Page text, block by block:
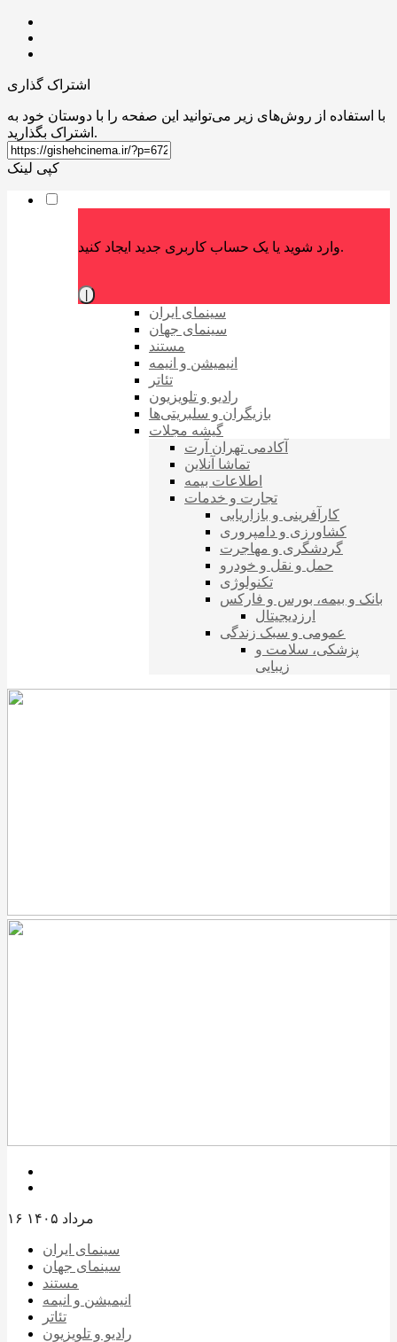
اشتراک گذاری
با استفاده از روش‌های زیر می‌توانید این صفحه را با دوستان خود به
اشتراک بگذارید.
کپی لینک
وارد شوید یا یک حساب کاربری جدید ایجاد کنید.
سینمای ایران
سینمای جهان
مستند
انیمیشن و انیمه
تئاتر
رادیو و تلویزیون
بازیگران و سلبریتی‌ها
گیشه مجلات
آکادمی تهران آرت
تماشا آنلاین
اطلاعات بیمه
تجارت و خدمات
کارآفرینی و بازاریابی
کشاورزی و دامپروری
گردشگری و مهاجرت
حمل و نقل و خودرو
تکنولوژی
بانک و بیمه، بورس و فارکس
ارزدیجیتال
عمومی و سبک زندگی
پزشکی، سلامت و
زیبایی
۱۶ مرداد ۱۴۰۵
سینمای ایران
سینمای جهان
مستند
انیمیشن و انیمه
تئاتر
رادیو و تلویزیون